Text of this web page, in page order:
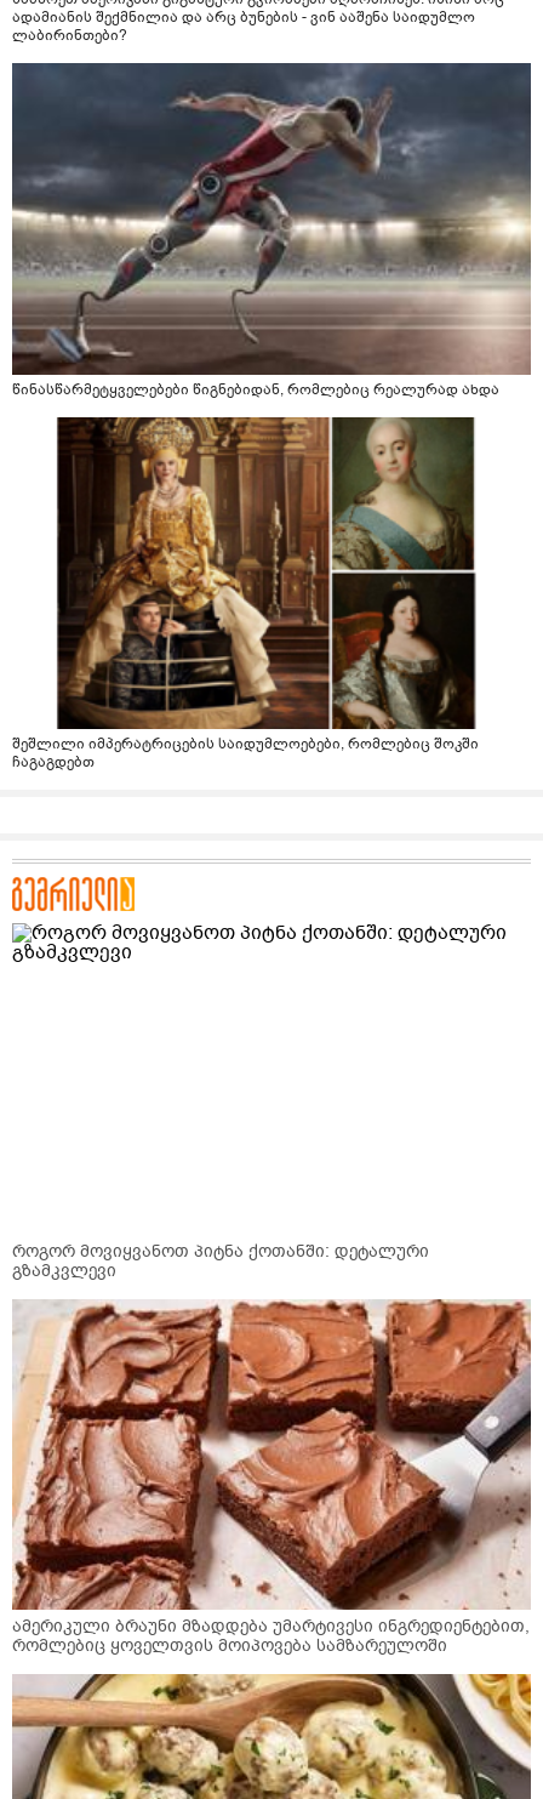
ადამიანის შექმნილია და არც ბუნების - ვინ ააშენა საიდუმლო
ლაბირინთები?
წინასწარმეტყველებები წიგნებიდან, რომლებიც რეალურად ახდა
შეშლილი იმპერატრიცების საიდუმლოებები, რომლებიც შოკში
ჩაგაგდებთ
როგორ მოვიყვანოთ პიტნა ქოთანში: დეტალური
გზამკვლევი
ამერიკული ბრაუნი მზადდება უმარტივესი ინგრედიენტებით,
რომლებიც ყოველთვის მოიპოვება სამზარეულოში